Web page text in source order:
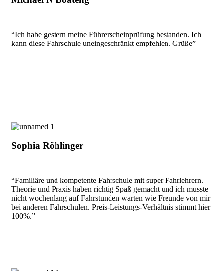
“Ich habe gestern meine Führerscheinprüfung bestanden. Ich
kann diese Fahrschule uneingeschränkt empfehlen. Grüße”
Sophia Röhlinger
“Familiäre und kompetente Fahrschule mit super Fahrlehrern.
Theorie und Praxis haben richtig Spaß gemacht und ich musste
nicht wochenlang auf Fahrstunden warten wie Freunde von mir
bei anderen Fahrschulen. Preis-Leistungs-Verhältnis stimmt hier
100%.”